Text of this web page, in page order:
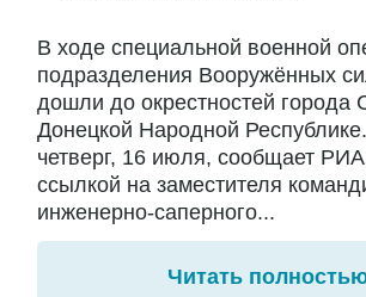
В ходе специальной военной
подразделения Вооружённых
дошли до окрестностей города
Донецкой Народной
четверг, 16 июля, сообщает
ссылкой на заместителя
инженерно-саперного...
Читать